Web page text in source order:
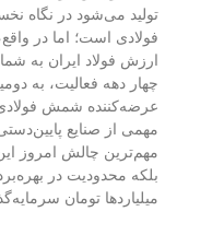
تولید می‌شود در نگاه
فولادی است؛ اما در
ارزش فولاد ایران به
چهار دهه فعالیت، به
عرضه‌کننده شمش فولادی
مهمی از صنایع
مهم‌ترین چالش امروز
بلکه محدودیت در
میلیاردها تومان